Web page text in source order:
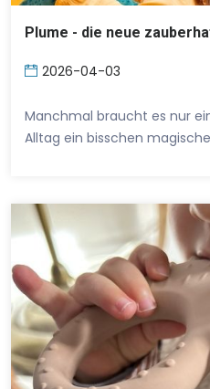
Plume - die neue
2026-04-03
Manchmal braucht es nur
Alltag ein bisschen